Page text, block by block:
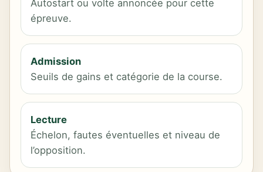
Autostart ou volte annoncée pour cette
épreuve.
Admission
Seuils de gains et catégorie de la course.
Lecture
Échelon, fautes éventuelles et niveau de
l’opposition.